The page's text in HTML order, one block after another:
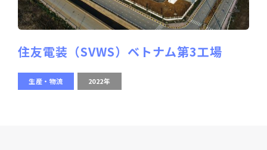
住友電装（SVWS）ベトナム第3工場
生産・物流 2022年